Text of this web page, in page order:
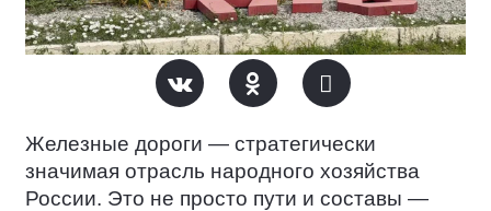
Железные дороги — стратегически
значимая отрасль народного хозяйства
России. Это не просто пути и составы —